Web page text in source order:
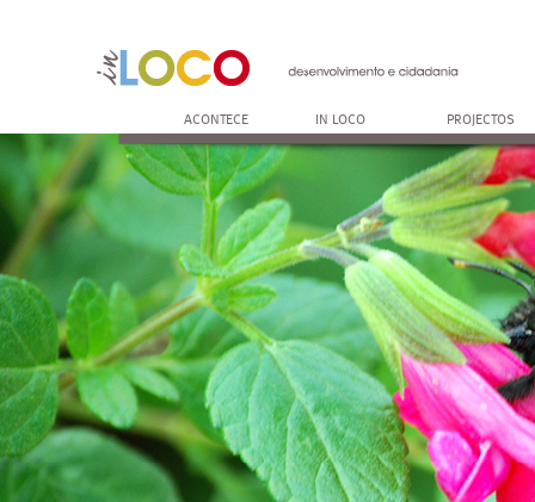
ACONTECE IN LOCO PROJECTOS